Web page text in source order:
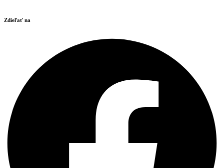
Zdieľať na